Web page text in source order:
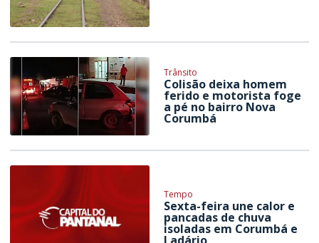
Trânsito
Colisão deixa homem
ferido e motorista foge
a pé no bairro Nova
Corumbá
Tempo
Sexta-feira une calor e
pancadas de chuva
isoladas em Corumbá e